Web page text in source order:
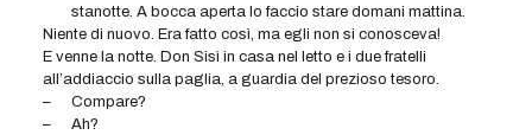
stanotte. A bocca aperta lo faccio stare domani mattina.
Niente di nuovo. Era fatto così, ma egli non si conosceva!
E venne la notte. Don Sisì in casa nel letto e i due fratelli
all’addiaccio sulla paglia, a guardia del prezioso tesoro.
–
Compare?
–
Ah?